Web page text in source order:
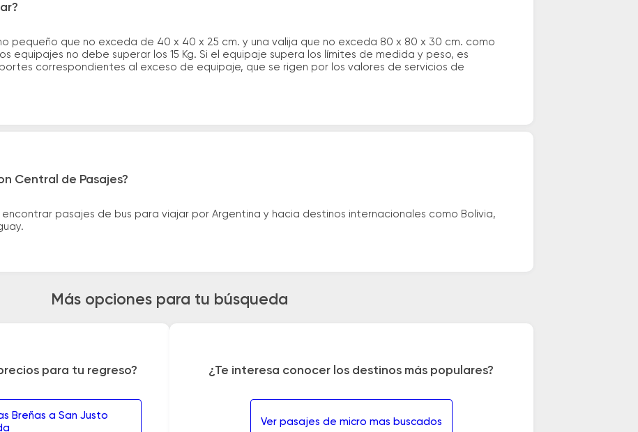
pequeño que no exceda de 40 x 40 x 25 cm. y una valija que no exceda 80 x 80 x 30 cm. como
equipajes no debe superar los 15 Kg. Si el equipaje supera los límites de medida y peso, es
correspondientes al exceso de equipaje, que se rigen por los valores de servicios de
Central de Pasajes?
pasajes de bus para viajar por Argentina y hacia destinos internacionales como Bolivia,
Más opciones para tu búsqueda
para tu regreso?
Breñas a San Justo
¿Te interesa conocer los destinos más populares?
Ver pasajes de micro mas buscados